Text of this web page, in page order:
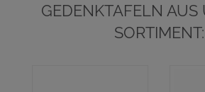
GEDENKTAFELN AUS
SORTIMENT: